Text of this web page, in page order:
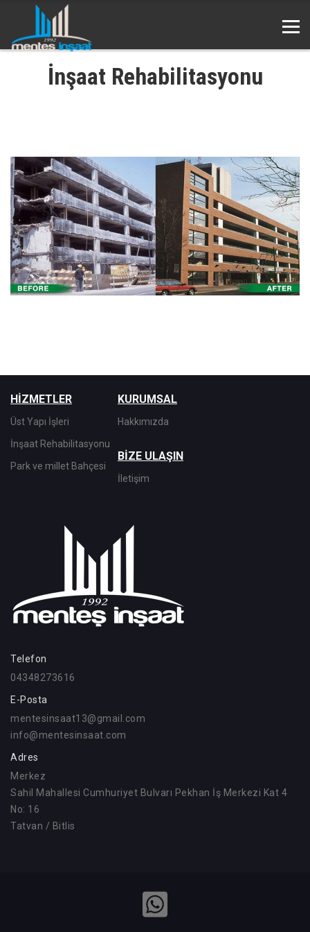
İnşaat Rehabilitasyonu
HİZMETLER
Üst Yapı İşleri
İnşaat Rehabilitasyonu
Park ve millet Bahçesi
KURUMSAL
Hakkımızda
BİZE ULAŞIN
İletişim
Telefon
04348273616
E-Posta
mentesinsaat13@gmail.com
info@mentesinsaat.com
Adres
Merkez
Sahil Mahallesi Cumhuriyet Bulvarı Pekhan İş Merkezi Kat 4
No: 16
Tatvan / Bitlis